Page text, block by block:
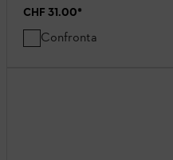
CHF 31.00*
Confronta